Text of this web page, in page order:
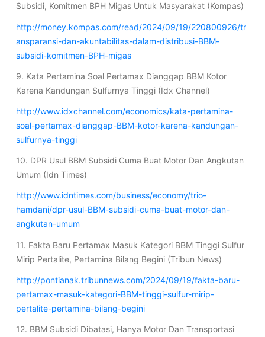
Subsidi, Komitmen BPH Migas Untuk Masyarakat (Kompas)
http://money.kompas.com/read/2024/09/19/220800926/tr
ansparansi-dan-akuntabilitas-dalam-distribusi-BBM-
subsidi-komitmen-BPH-migas
9. Kata Pertamina Soal Pertamax Dianggap BBM Kotor
Karena Kandungan Sulfurnya Tinggi (Idx Channel)
http://www.idxchannel.com/economics/kata-pertamina-
soal-pertamax-dianggap-BBM-kotor-karena-kandungan-
sulfurnya-tinggi
10. DPR Usul BBM Subsidi Cuma Buat Motor Dan Angkutan
Umum (Idn Times)
http://www.idntimes.com/business/economy/trio-
hamdani/dpr-usul-BBM-subsidi-cuma-buat-motor-dan-
angkutan-umum
11. Fakta Baru Pertamax Masuk Kategori BBM Tinggi Sulfur
Mirip Pertalite, Pertamina Bilang Begini (Tribun News)
http://pontianak.tribunnews.com/2024/09/19/fakta-baru-
pertamax-masuk-kategori-BBM-tinggi-sulfur-mirip-
pertalite-pertamina-bilang-begini
12. BBM Subsidi Dibatasi, Hanya Motor Dan Transportasi